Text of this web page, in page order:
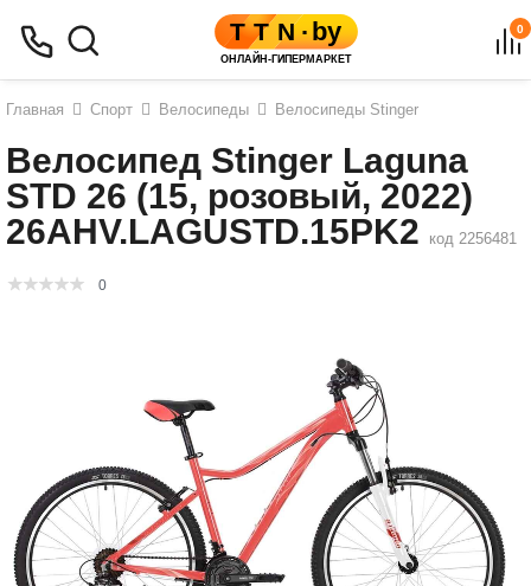
0
Главная Спорт Велосипеды Велосипеды Stinger
Велосипед Stinger Laguna
STD 26 (15, розовый, 2022)
26AHV.LAGUSTD.15PK2
код 2256481
0